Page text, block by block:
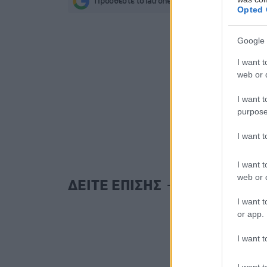
Opted
Google
I want
web or
I want
I want
I want
web or
I want
or app.
I want
ΔΕΙΤΕ ΕΠΙΣΗΣ